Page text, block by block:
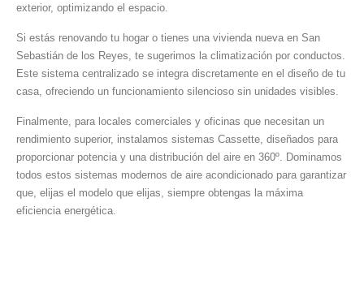
exterior, optimizando el espacio.
Si estás renovando tu hogar o tienes una vivienda nueva en San
Sebastián de los Reyes, te sugerimos la climatización por conductos.
Este sistema centralizado se integra discretamente en el diseño de tu
casa, ofreciendo un funcionamiento silencioso sin unidades visibles.
Finalmente, para locales comerciales y oficinas que necesitan un
rendimiento superior, instalamos sistemas Cassette, diseñados para
proporcionar potencia y una distribución del aire en 360º. Dominamos
todos estos sistemas modernos de aire acondicionado para garantizar
que, elijas el modelo que elijas, siempre obtengas la máxima
eficiencia energética.